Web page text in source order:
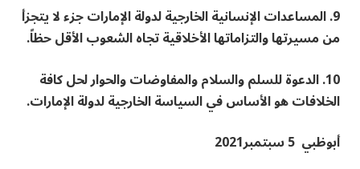
9. المساعدات الإنسانية الخارجية لدولة الإمارات جزء لا يتجزأ
من مسيرتها والتزاماتها الأخلاقية تجاه الشعوب الأقل حظاً.
10. الدعوة للسلم والسلام والمفاوضات والحوار لحل كافة
الخلافات هو الأساس في السياسة الخارجية لدولة الإمارات.
أبوظبي 5 سبتمبر2021